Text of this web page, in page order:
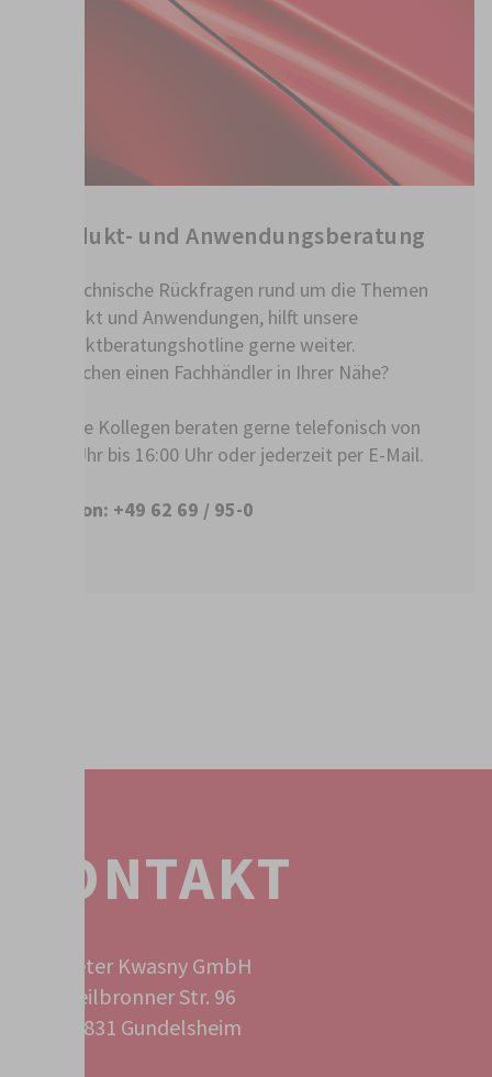
Produkt- und Anwendungsberatung
Für technische Rückfragen rund um die Themen
Produkt und Anwendungen, hilft unsere
Produktberatungshotline gerne weiter.
Sie suchen einen Fachhändler in Ihrer Nähe?
Unsere Kollegen beraten gerne telefonisch von
8:30 Uhr bis 16:00 Uhr oder jederzeit per E-Mail.
Telefon: +49 62 69 / 95-0
KONTAKT
Peter Kwasny GmbH
Heilbronner Str. 96
74831 Gundelsheim